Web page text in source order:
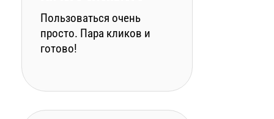
Пользоваться очень
просто. Пара кликов и
готово!